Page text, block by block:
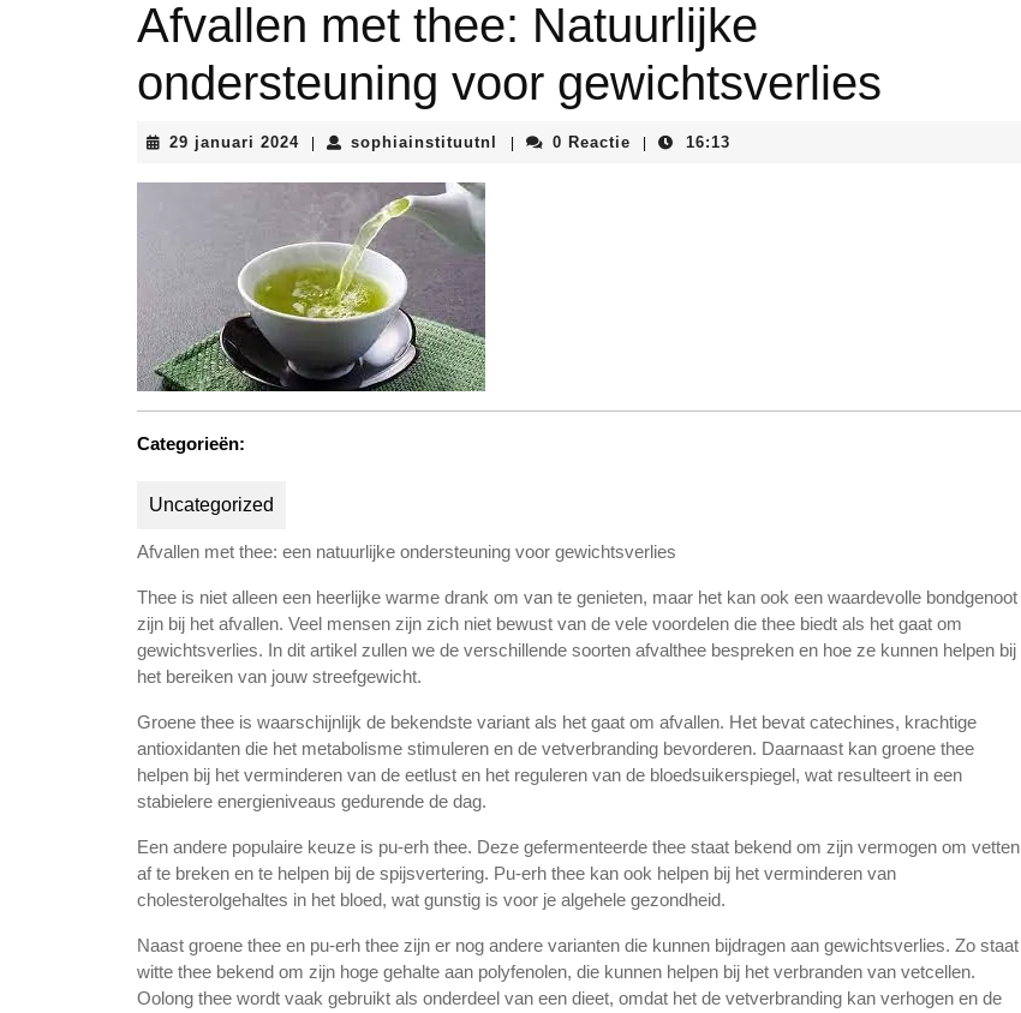
Afvallen met thee: Natuurlijke
ondersteuning voor gewichtsverlies
29 januari 202429
2024
sophiainstituutnl sophiainstituutnl
0 Reactie 16:13
Categorieën:
Uncategorized
Afvallen met thee: een natuurlijke ondersteuning voor gewichtsverlies
Thee is niet alleen een heerlijke warme drank om van te genieten, maar het kan ook een waardevolle bondgenoot
zijn bij het afvallen. Veel mensen zijn zich niet bewust van de vele voordelen die thee biedt als het gaat om
gewichtsverlies. In dit artikel zullen we de verschillende soorten afvalthee bespreken en hoe ze kunnen helpen bij
het bereiken van jouw streefgewicht.
Groene thee is waarschijnlijk de bekendste variant als het gaat om afvallen. Het bevat catechines, krachtige
antioxidanten die het metabolisme stimuleren en de vetverbranding bevorderen. Daarnaast kan groene thee
helpen bij het verminderen van de eetlust en het reguleren van de bloedsuikerspiegel, wat resulteert in een
stabielere energieniveaus gedurende de dag.
Een andere populaire keuze is pu-erh thee. Deze gefermenteerde thee staat bekend om zijn vermogen om vetten
af te breken en te helpen bij de spijsvertering. Pu-erh thee kan ook helpen bij het verminderen van
cholesterolgehaltes in het bloed, wat gunstig is voor je algehele gezondheid.
Naast groene thee en pu-erh thee zijn er nog andere varianten die kunnen bijdragen aan gewichtsverlies. Zo staat
witte thee bekend om zijn hoge gehalte aan polyfenolen, die kunnen helpen bij het verbranden van vetcellen.
Oolong thee wordt vaak gebruikt als onderdeel van een dieet, omdat het de vetverbranding kan verhogen en de